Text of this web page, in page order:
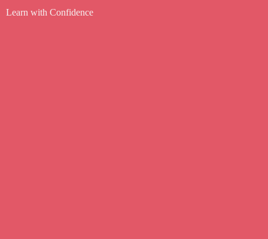
Learn with Confidence